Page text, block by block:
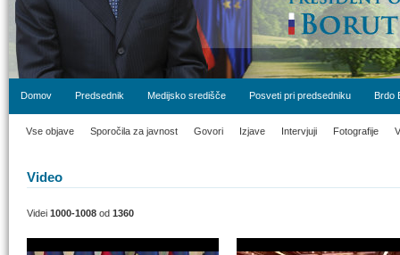
Domov Predsednik Medijsko središče Posveti pri predsedniku Brdo
Vse objave Sporočila za javnost Govori Izjave Intervjuji Fotografije
Video
Videi 1000-1008 od 1360